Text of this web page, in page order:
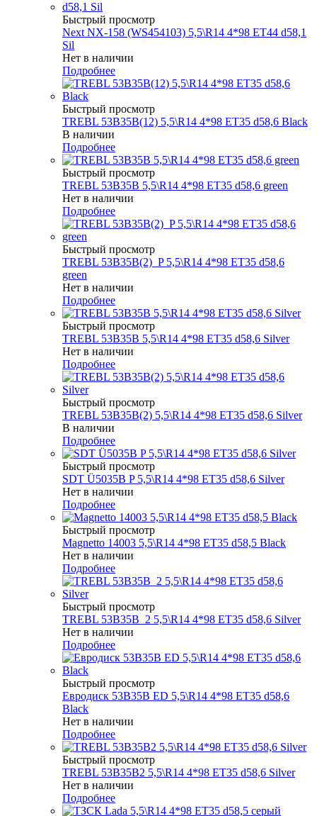
Быстрый просмотр
Next NX-158 (WS454103) 5,5\R14 4*98 ET44 d58,1
Sil
Нет в наличии
Подробнее
Быстрый просмотр
TREBL 53B35B(12) 5,5\R14 4*98 ET35 d58,6 Black
В наличии
Подробнее
Быстрый просмотр
TREBL 53B35B 5,5\R14 4*98 ET35 d58,6 green
Нет в наличии
Подробнее
Быстрый просмотр
TREBL 53B35B(2)_P 5,5\R14 4*98 ET35 d58,6
green
Нет в наличии
Подробнее
Быстрый просмотр
TREBL 53B35B 5,5\R14 4*98 ET35 d58,6 Silver
Нет в наличии
Подробнее
Быстрый просмотр
TREBL 53B35B(2) 5,5\R14 4*98 ET35 d58,6 Silver
В наличии
Подробнее
Быстрый просмотр
SDT Ü5035B P 5,5\R14 4*98 ET35 d58,6 Silver
Нет в наличии
Подробнее
Быстрый просмотр
Magnetto 14003 5,5\R14 4*98 ET35 d58,5 Black
Нет в наличии
Подробнее
Быстрый просмотр
TREBL 53B35B_2 5,5\R14 4*98 ET35 d58,6 Silver
Нет в наличии
Подробнее
Быстрый просмотр
Евродиск 53B35B ED 5,5\R14 4*98 ET35 d58,6
Black
Нет в наличии
Подробнее
Быстрый просмотр
TREBL 53B35B2 5,5\R14 4*98 ET35 d58,6 Silver
Нет в наличии
Подробнее